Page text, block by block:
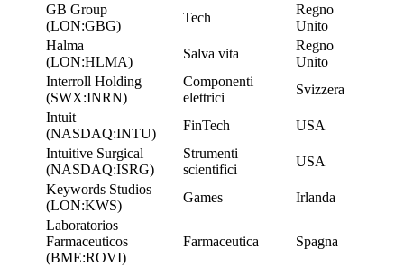
GB Group
(LON:GBG)
Tech
Regno
Unito
Halma
(LON:HLMA)
Salva vita
Regno
Unito
Interroll Holding
(SWX:INRN)
Componenti
elettrici
Svizzera
Intuit
(NASDAQ:INTU)
FinTech
USA
Intuitive Surgical
(NASDAQ:ISRG)
Strumenti
scientifici
USA
Keywords Studios
(LON:KWS)
Games
Irlanda
Laboratorios
Farmaceuticos
(BME:ROVI)
Farmaceutica Spagna